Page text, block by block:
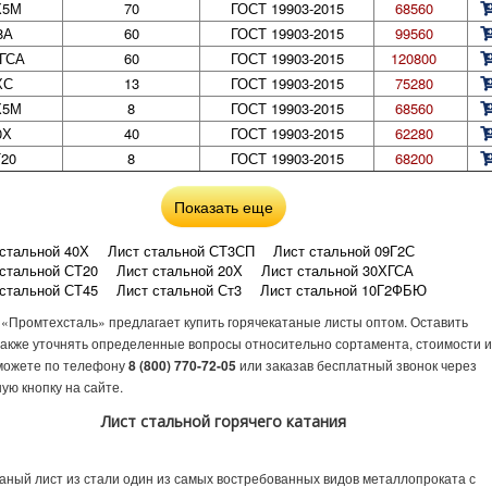
70 ГОСТ 19903-2015
68560
60 ГОСТ 19903-2015
99560
60 ГОСТ 19903-2015
120800
13 ГОСТ 19903-2015
75280
8 ГОСТ 19903-2015
68560
40 ГОСТ 19903-2015
62280
8 ГОСТ 19903-2015 68200
Показать еще
40Х Лист стальной СТ3СП
Лист стальной 09Г2С
СТ20
Лист стальной 20Х
Лист стальной 30ХГСА
СТ45
Лист стальной Ст3
Лист стальной 10Г2ФБЮ
10ХСНД
Лист стальной 12Х1МФ
Лист стальной 40ХН2МА
15Х5М
Лист стальной 15ХСНД
Лист стальной 20Х13
60С2А
Лист стальной 6ХВ2С
Лист стальной С345
У8А
Лист стальной ХВГ
Лист стальной 2 Лист стальной 1
Лист стальной 10
предлагает купить горячекатаные листы оптом. Оставить
уточнять определенные вопросы относительно сортамента, стоимости и
по телефону8 (800) 770-72-05или заказав бесплатный звонок через
кнопку на сайте.
Лист стальной горячего катания
лист из стали один из самых востребованных видов металлопроката с